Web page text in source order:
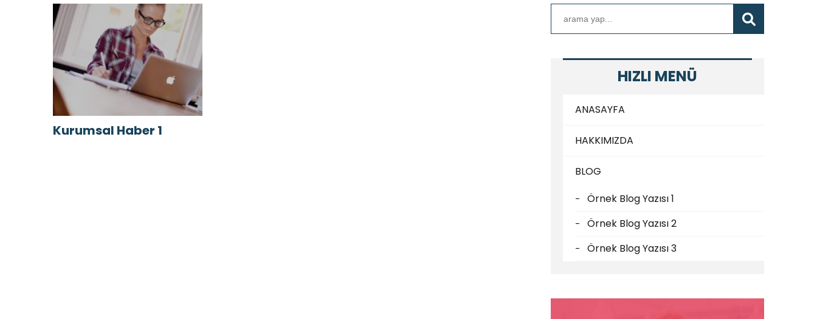
Kurumsal Haber 1
HIZLI MENÜ
ANASAYFA
HAKKIMIZDA
BLOG
Örnek Blog Yazısı 1
Örnek Blog Yazısı 2
Örnek Blog Yazısı 3